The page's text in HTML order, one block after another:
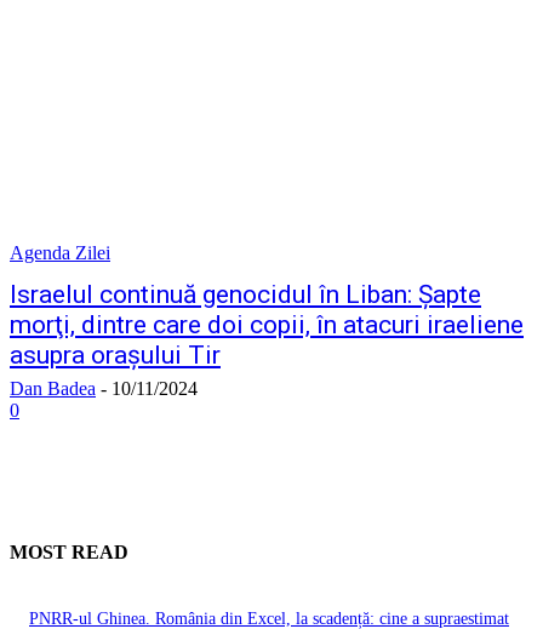
Agenda Zilei
Israelul continuă genocidul în Liban: Şapte
morţi, dintre care doi copii, în atacuri iraeliene
asupra oraşului Tir
Dan Badea - 10/11/2024
0
MOST READ
PNRR-ul Ghinea. România din Excel, la scadență: cine a supraestimat